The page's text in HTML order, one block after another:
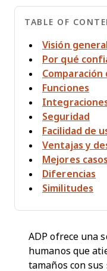
TABLE OF
Visión general
Por qué
Comparación
Funciones
Seguridad
Facilidad de
Ventajas y
Mejores
Diferencias
Similitudes
ADP ofrece una
humanos que
tamaños con